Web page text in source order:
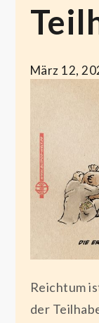
März 12,
Reichtum
der